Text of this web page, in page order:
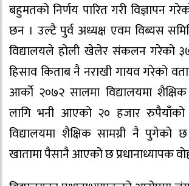
बहुमतको निर्णय पारित गरी विज्ञापन
छन । उल्टै पुर्व अध्यक्ष एवम विब्यस
विद्यालयले होली खेलेर संकलन गरेको
हिसाव किताब नै नराखी गायव गरेको
आर्काे २०७२ सालमा विद्यालयमा
लागि भनी आएको २० हजार
विद्यालयमा शैक्षिक सामग्री नै पुगेको
खातामा पैसानै आएको छ प्रधानाध्यापक